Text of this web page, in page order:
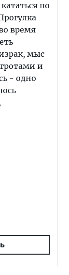
по
время
мыс
и
- одно